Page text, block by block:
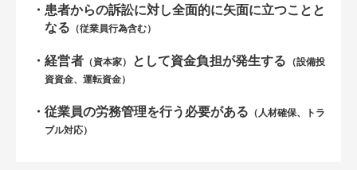
患者からの訴訟に対し全面的に矢面に立つことと
なる （従業員行為含む）
経営者（資本家） として資金負担が発生する
（設備投
資資金、運転資金）
従業員の労務管理を行う必要がある （人材確保、トラ
ブル対応）